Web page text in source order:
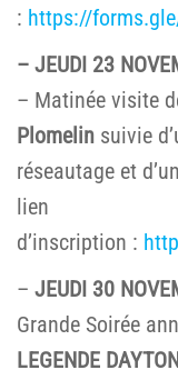
: https://
– JEUDI 23
– Matinée visite
Plomelin suivie
réseautage et
lien
d’inscription :
– JEUDI 30
Grande Soirée
LEGENDE